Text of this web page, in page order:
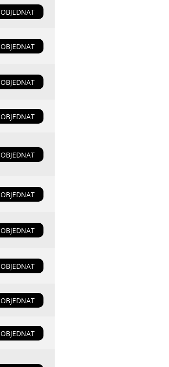
OBJEDNAT
OBJEDNAT
OBJEDNAT
OBJEDNAT
OBJEDNAT
OBJEDNAT
OBJEDNAT
OBJEDNAT
OBJEDNAT
OBJEDNAT